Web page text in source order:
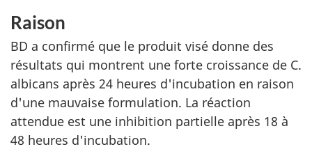
Raison
BD a confirmé que le produit visé donne des
résultats qui montrent une forte croissance de C.
albicans après 24 heures d'incubation en raison
d'une mauvaise formulation. La réaction
attendue est une inhibition partielle après 18 à
48 heures d'incubation.